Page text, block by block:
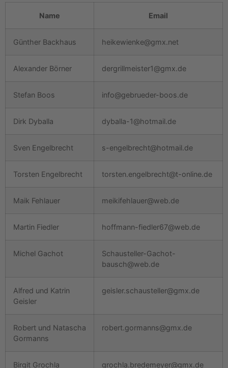
Name Email
Günther Backhaus heikewienke@gmx.net
Alexander Börner dergrillmeister1@gmx.de
Stefan Boos info@gebrueder-boos.de
Dirk Dyballa dyballa-1@hotmail.de
Sven Engelbrecht s-engelbrecht@hotmail.de
Torsten Engelbrecht torsten.engelbrecht@t-online.de
Maik Fehlauer meikifehlauer@web.de
Martin Fiedler hoffmann-fiedler67@web.de
Michel Gachot
Schausteller-Gachot-
bausch@web.de
Alfred und Katrin
Geisler
geisler.schausteller@gmx.de
Robert und Natascha
Gormanns
robert.gormanns@gmx.de
Birgit Grochla grochla.bredemeyer@gmx.de